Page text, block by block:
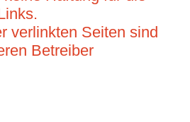
verlinkten Seiten sind
Betreiber